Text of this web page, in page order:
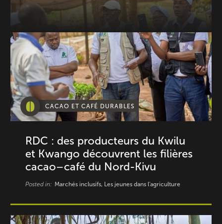
CACAO ET CAFÉ DURABLES
RDC : des producteurs du Kwilu
et Kwango découvrent les filières
cacao–café du Nord-Kivu
Posted in: Marchés inclusifs, Les jeunes dans l'agriculture